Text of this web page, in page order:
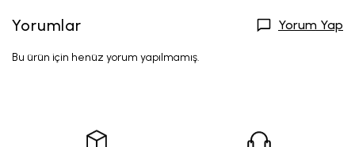
Yorumlar Yorum Yap
Bu ürün için henüz yorum yapılmamış.